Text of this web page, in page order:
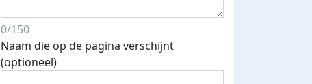
0/150
Naam die op de pagina verschijnt
(optioneel)